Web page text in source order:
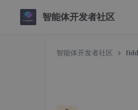
智能体开发者社区
智能体开发者社区